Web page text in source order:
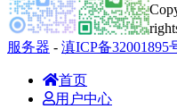
服务器 - 滇ICP备32001895
首页
用户中心